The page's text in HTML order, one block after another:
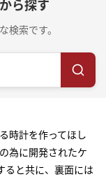
ら探す
検索です。
時計を作ってほし
為に開発されたケ
ると共に、裏面には